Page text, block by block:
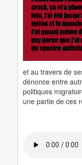
et au travers de
dénonce entre
politiques
une partie de ces